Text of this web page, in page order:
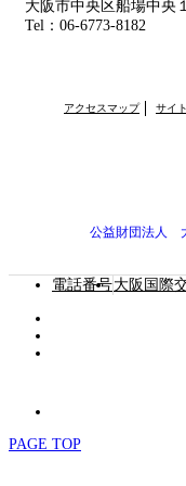
大阪市中央区船場中央
Tel：06-6773-8182
アクセスマップ サイ
公益財団法人
電話番号大阪国際
PAGE TOP